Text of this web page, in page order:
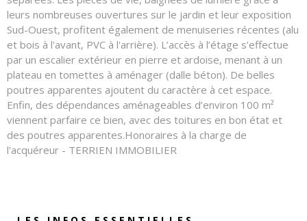
leurs nombreuses ouvertures sur le jardin et leur exposition
Sud-Ouest, profitent également de menuiseries récentes (alu
et bois à l'avant, PVC à l'arrière). L’accès à l’étage s’effectue
par un escalier extérieur en pierre et ardoise, menant à un
plateau en tomettes à aménager (dalle béton). De belles
poutres apparentes ajoutent du caractère à cet espace.
Enfin, des dépendances aménageables d’environ 100 m²
viennent parfaire ce bien, avec des toitures en bon état et
des poutres apparentes.Honoraires à la charge de
l'acquéreur - TERRIEN IMMOBILIER